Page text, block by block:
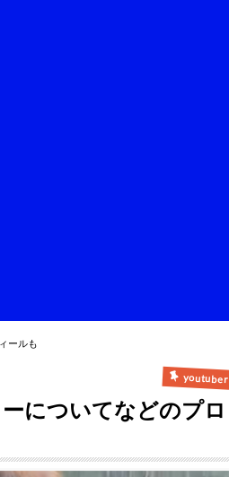
ールも
youtuber
についてなどのプロ